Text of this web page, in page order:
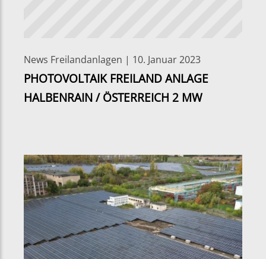
News Freilandanlagen | 10. Januar 2023
PHOTOVOLTAIK FREILAND ANLAGE
HALBENRAIN / ÖSTERREICH 2 MW